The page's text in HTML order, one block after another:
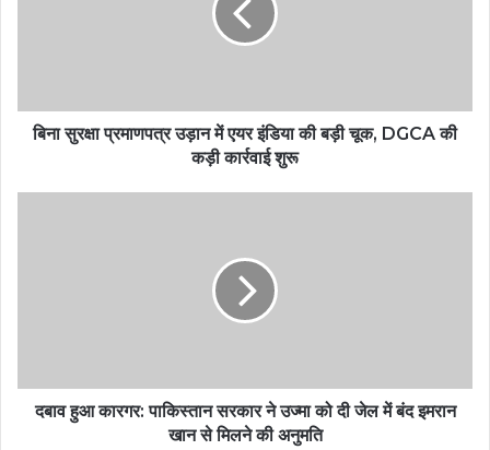
बिना सुरक्षा प्रमाणपत्र उड़ान में एयर इंडिया की बड़ी चूक, DGCA की
कड़ी कार्रवाई शुरू
दबाव हुआ कारगर: पाकिस्तान सरकार ने उज्मा को दी जेल में बंद इमरान
खान से मिलने की अनुमति